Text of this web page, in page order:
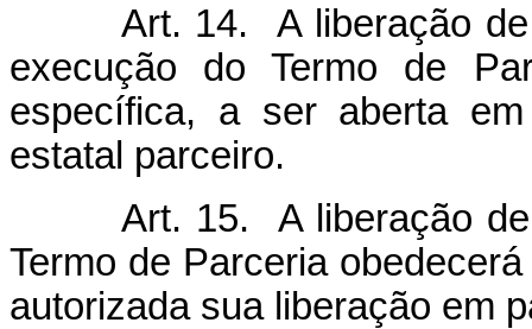
Art. 14. A liberação
execução do Termo de
específica, a ser aberta
estatal parceiro.
Art. 15. A liberação
Termo de Parceria
autorizada sua liberação em